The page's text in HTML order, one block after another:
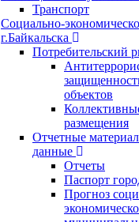
Транспорт
Социально-
г.Байкальска
Потребительский
объектов
размещения
Отчетные
данные
Отчеты
Паспорт
Прогноз